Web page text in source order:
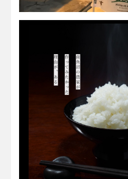
まつえんどんパン
まつえんどんパンのぼり｜
んさんでは、…